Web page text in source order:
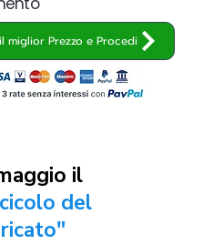
miglior Prezzo e Procedi
il
del